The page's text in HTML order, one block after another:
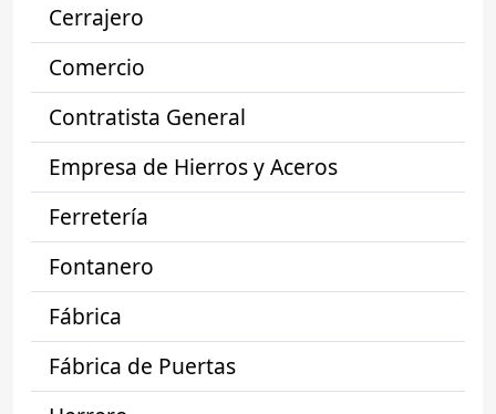
Cerrajero
Comercio
Contratista General
Empresa de Hierros y Aceros
Ferretería
Fontanero
Fábrica
Fábrica de Puertas